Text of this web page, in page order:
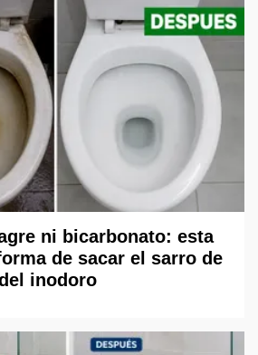
ni bicarbonato: esta
de sacar el sarro de
inodoro